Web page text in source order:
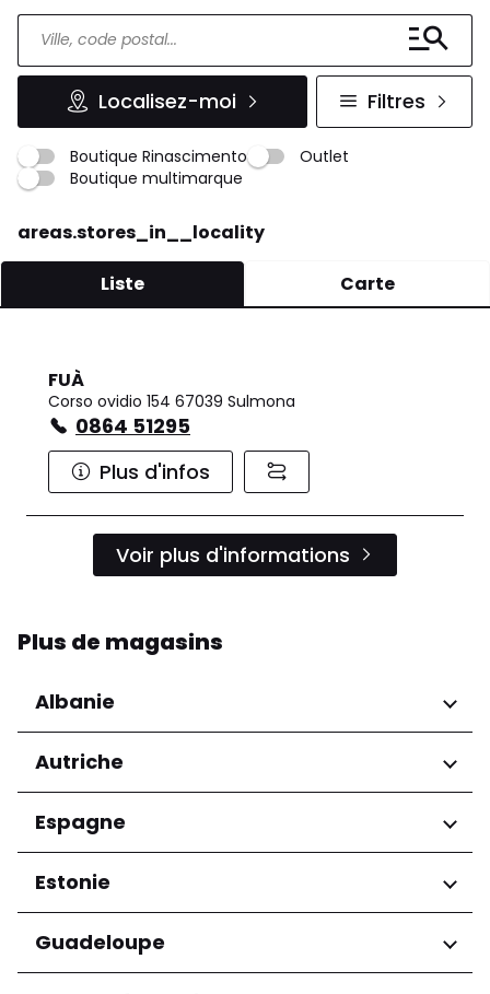
Localisez-moi Filtres
Boutique Rinascimento
Outlet
Boutique multimarque
areas.stores_in__locality
Liste Carte
FUÀ
Corso ovidio 154 67039 Sulmona
0864 51295
Plus d'infos
Voir plus d'informations
Plus de magasins
Albanie
Régions
Préfecture de Tirana
Autriche
Régions
Niederösterreich
Salzburg
Wien
Espagne
Régions
Andalucía
Estonie
Régions
Harju maakond
Guadeloupe